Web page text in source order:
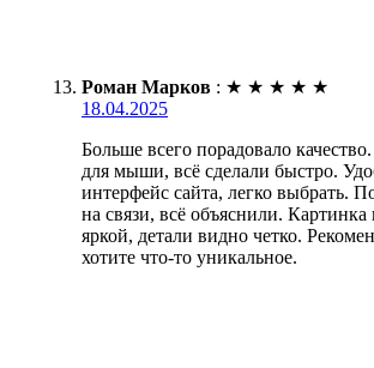
Роман Марков : ★ ★ ★ ★ ★
18.04.2025
Больше всего порадовало
для мыши, всё сделали быстро.
интерфейс сайта, легко выбрать.
на связи, всё объяснили. Картинка
яркой, детали видно четко.
хотите что-то уникальное.